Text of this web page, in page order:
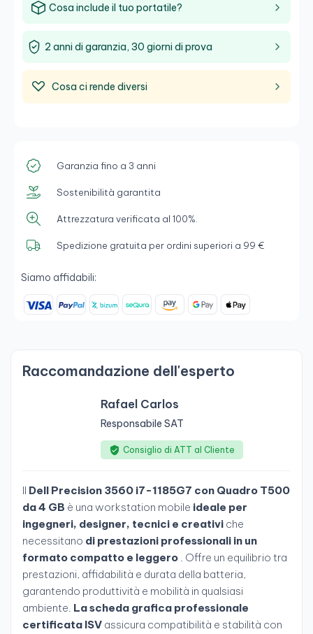
Cosa include il tuo portatile?
2 anni di garanzia, 30 giorni di prova
Cosa ci rende diversi
Garanzia fino a 3 anni
Sostenibilità garantita
Attrezzatura verificata al 100%.
Spedizione gratuita per ordini superiori a 99 €
Siamo affidabili:
Raccomandazione dell'esperto
Rafael Carlos
Responsabile SAT
Consiglio di ATT al Cliente
Il Dell Precision 3560 i7-1185G7 con Quadro T500
da 4 GB è una workstation mobile ideale per
ingegneri, designer, tecnici e creativi che
necessitano di prestazioni professionali in un
formato compatto e leggero . Offre un equilibrio tra
prestazioni, affidabilità e durata della batteria,
garantendo produttività e mobilità in qualsiasi
ambiente. La scheda grafica professionale
certificata ISV assicura compatibilità e stabilità con